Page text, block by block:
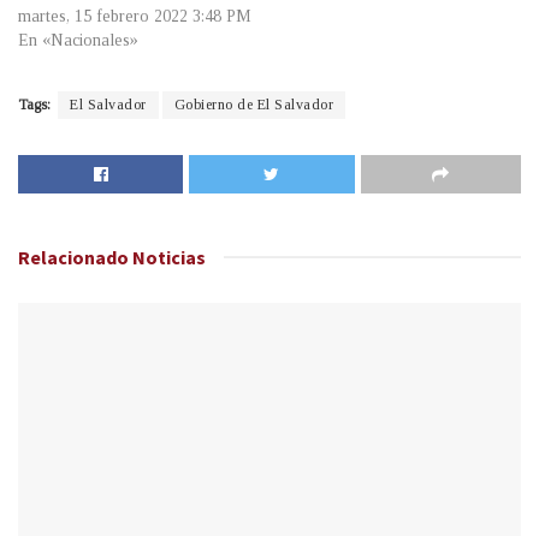
martes, 15 febrero 2022 3:48 PM
En «Nacionales»
Tags: El Salvador Gobierno de El Salvador
Relacionado Noticias